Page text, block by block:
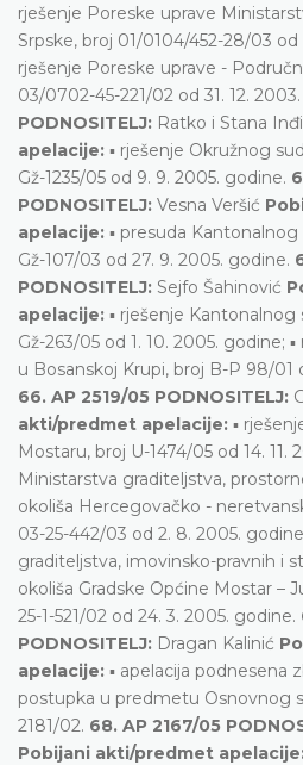
rješenje Poreske uprave
Srpske, broj 01/0104/452-28/03 od
rješenje Poreske uprave -
03/0702-45-221/02 od 31. 12.
PODNOSITELJ: Ratko i Stana
apelacije: ▪ rješenje Okružnog
Gž-1235/05 od 9. 9. 2005. godine.
PODNOSITELJ: Vesna Veršić
apelacije: ▪ presuda
Gž-107/03 od 27. 9. 2005. godine.
PODNOSITELJ: Sejfo Šahinović
apelacije: ▪ rješenje Kantonalnog
Gž-263/05 od 1. 10. 2005. godine;
u Bosanskoj Krupi, broj B-P 98/01
66. AP 2519/05 PODNOSITELJ:
akti/predmet apelacije: ▪
Mostaru, broj U-1474/05 od 14. 11.
Ministarstva graditeljstva,
okoliša Hercegovačko -
03-25-442/03 od 2. 8. 2005.
graditeljstva, imovinsko-pravnih i
okoliša Gradske Općine Mostar –
25-1-521/02 od 24. 3. 2005. godine.
PODNOSITELJ: Dragan Kalinić
apelacije: ▪ apelacija podnesena
postupka u predmetu Osnovnog
2181/02. 68. AP 2167/05
Pobijani akti/predmet